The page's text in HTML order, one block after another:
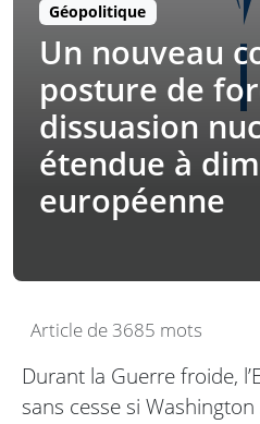
Géopolitique
Un nouveau
posture de
dissuasion
étendue à
européenne
Article de 3685 mots
Durant la Guerre froide,
sans cesse si